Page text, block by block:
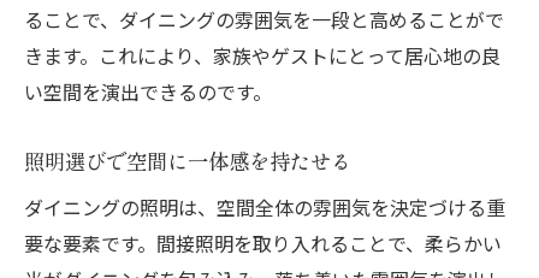
ることで、ダイニングの雰囲気を一段と高めることがで
きます。これにより、家族やゲストにとって居心地の良
い空間を演出できるのです。
照明選びで空間に一体感を持たせる
ダイニングの照明は、空間全体の雰囲気を決定づける重
要な要素です。間接照明を取り入れることで、柔らかい